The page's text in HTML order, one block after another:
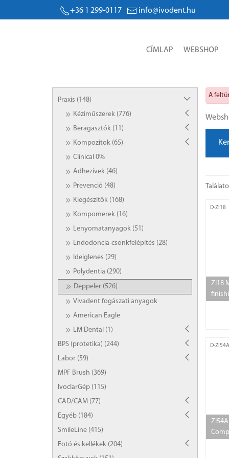
+36 1 299-0117 info@ivodent.hu
CÍMLAP WEBSHOP
Praxis (148)
Kéziműszerek (776)
Beragasztók (11)
Kompozitok (65)
Clinical 0%
Adhezívek (46)
Prevenció (48)
Kiegészítők (168)
Kompomerek (16)
Lenyomatanyagok (51)
Endodoncia-csonkfelépítés (28)
Ideiglenes (29)
Polydentia (290)
Deppeler (526)
Vivadent fogászati anyagok
American Eagle
LM Dental (1)
BPS (protetika) (244)
Labor (59)
MPF Brush (369)
IvoclarGép (115)
CAD/CAM (77)
Egyéb (184)
SmileLine (415)
Fotó és kellékek (204)
A
D-ZI18
ZI18
D-ZI54A